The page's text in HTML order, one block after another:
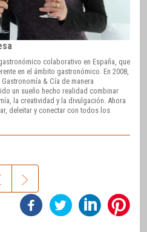
colaborativo en España, que
en el ámbito gastronómico. En 2008,
& Cía de manera
un sueño hecho realidad combinar
la creatividad y la divulgación. Ahora
deleitar y conectar con todos los